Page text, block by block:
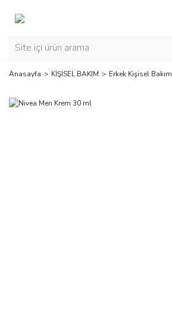
Anasayfa KİŞİSEL BAKIM Erkek Kişisel Bakım